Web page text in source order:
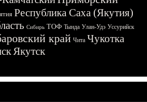
Республика Саха (Якутия)
Сибирь ТОФ Тында Улан-Удэ Уссурийск
край Чита Чукотка
Якутск